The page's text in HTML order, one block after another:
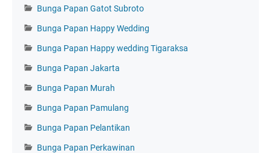
Bunga Papan Gatot Subroto
Bunga Papan Happy Wedding
Bunga Papan Happy wedding Tigaraksa
Bunga Papan Jakarta
Bunga Papan Murah
Bunga Papan Pamulang
Bunga Papan Pelantikan
Bunga Papan Perkawinan